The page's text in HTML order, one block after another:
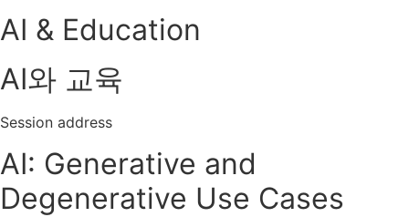
AI & Education
AI와 교육
Session address
AI: Generative and
Degenerative Use Cases